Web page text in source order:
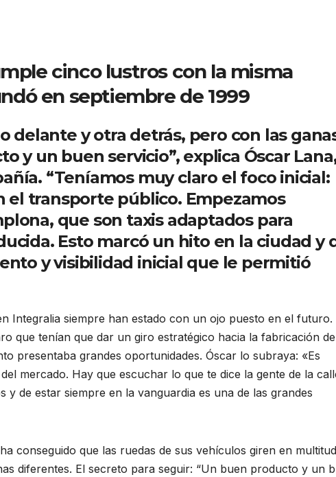
cinco lustros con la misma
en septiembre de 1999
delante y otra detrás, pero con las
y un buen servicio”, explica Óscar
“Teníamos muy claro el foco inicial:
el transporte público. Empezamos
que son taxis adaptados para
Esto marcó un hito en la ciudad y
y visibilidad inicial que le permitió
Integralia siempre han estado con un ojo puesto en el futuro.
que tenían que dar un giro estratégico hacia la fabricación de
presentaba grandes oportunidades. Óscar lo subraya: «Es
mercado. Hay que escuchar lo que te dice la gente de la
y de estar siempre en la vanguardia es una de las grandes
conseguido que las ruedas de sus vehículos giren en
diferentes. El secreto para seguir: “Un buen producto y un